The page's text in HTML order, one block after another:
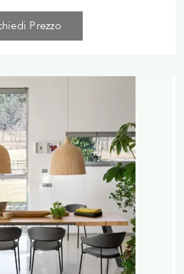
Prezzo